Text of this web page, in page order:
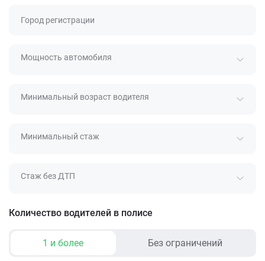
Город регистрации
Мощность автомобиля
Минимальный возраст водителя
Минимальный стаж
Стаж без ДТП
Количество водителей в полисе
1 и более Без ограничений